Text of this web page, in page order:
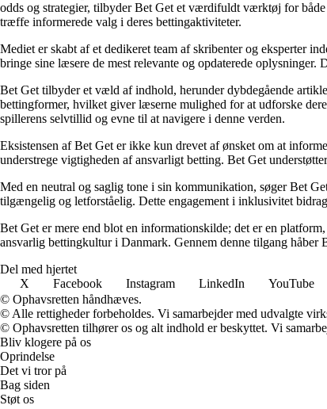
odds og strategier, tilbyder Bet Get et værdifuldt værktøj for
træffe informerede valg i deres bettingaktiviteter.
Mediet er skabt af et dedikeret team af skribenter og eksperter
bringe sine læsere de mest relevante og opdaterede
Bet Get tilbyder et væld af indhold, herunder dybdegående
bettingformer, hvilket giver læserne mulighed for at udforske
spillerens selvtillid og evne til at navigere i denne verden.
Eksistensen af Bet Get er ikke kun drevet af ønsket om at
understrege vigtigheden af ansvarligt betting. Bet Get
Med en neutral og saglig tone i sin kommunikation, søger Bet
tilgængelig og letforståelig. Dette engagement i inklusivitet
Bet Get er mere end blot en informationskilde; det er en
ansvarlig bettingkultur i Danmark. Gennem denne tilgang håber
Del med hjertet
X
Facebook Instagram LinkedIn YouTube
© Ophavsretten håndhæves.
© Alle rettigheder forbeholdes. Vi samarbejder med udvalgte
© Ophavsretten tilhører os og alt indhold er beskyttet. Vi
Bliv klogere på os
Oprindelse
Det vi tror på
Bag siden
Støt os